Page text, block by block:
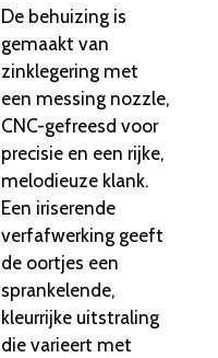
De behuizing is
gemaakt van
zinklegering met
een messing nozzle,
CNC-gefreesd voor
precisie en een rijke,
melodieuze klank.
Een iriserende
verfafwerking geeft
de oortjes een
sprankelende,
kleurrijke uitstraling
die varieert met